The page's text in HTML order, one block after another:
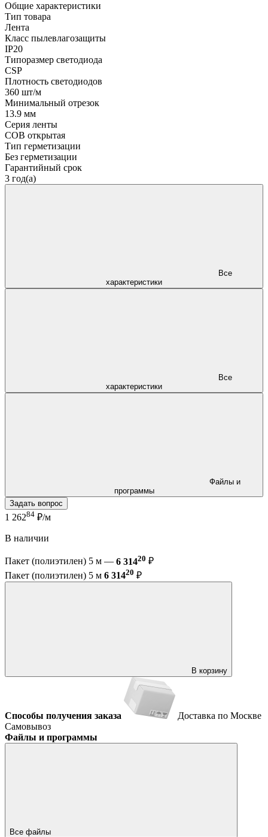
Общие характеристики
Тип товара
Лента
Класс пылевлагозащиты
IP20
Типоразмер светодиода
CSP
Плотность светодиодов
360 шт/м
Минимальный отрезок
13.9 мм
Серия ленты
COB открытая
Тип герметизации
Без герметизации
Гарантийный срок
3 год(а)
характеристики
характеристики
программы
Задать вопрос
1 26284 ₽/м
В наличии
Пакет (полиэтилен) 5 м — 6 31420 ₽
Пакет (полиэтилен) 5 м 6 31420 ₽
В корзину
Способы получения заказа
Доставка по Москве
Самовывоз
Файлы и программы
Все файлы